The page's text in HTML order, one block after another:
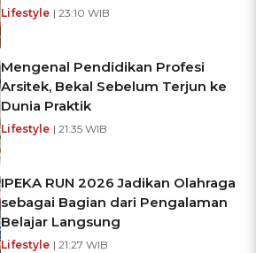
Lifestyle | 23:10 WIB
Mengenal Pendidikan Profesi
Arsitek, Bekal Sebelum Terjun ke
Dunia Praktik
Lifestyle | 21:35 WIB
IPEKA RUN 2026 Jadikan Olahraga
sebagai Bagian dari Pengalaman
Belajar Langsung
Lifestyle | 21:27 WIB